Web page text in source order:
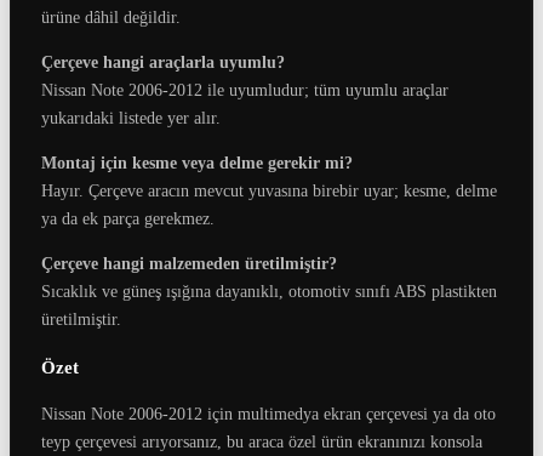
ürüne dâhil değildir.
Çerçeve hangi araçlarla uyumlu?
Nissan Note 2006-2012 ile uyumludur; tüm uyumlu araçlar
yukarıdaki listede yer alır.
Montaj için kesme veya delme gerekir mi?
Hayır. Çerçeve aracın mevcut yuvasına birebir uyar; kesme, delme
ya da ek parça gerekmez.
Çerçeve hangi malzemeden üretilmiştir?
Sıcaklık ve güneş ışığına dayanıklı, otomotiv sınıfı ABS plastikten
üretilmiştir.
Özet
Nissan Note 2006-2012 için multimedya ekran çerçevesi ya da oto
teyp çerçevesi arıyorsanız, bu araca özel ürün ekranınızı konsola